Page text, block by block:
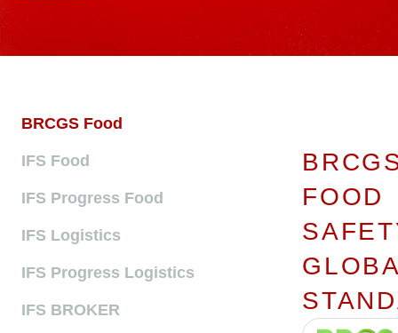
BRCGS Food
IFS Food
IFS Progress Food
IFS Logistics
IFS Progress Logistics
IFS BROKER
FOOD